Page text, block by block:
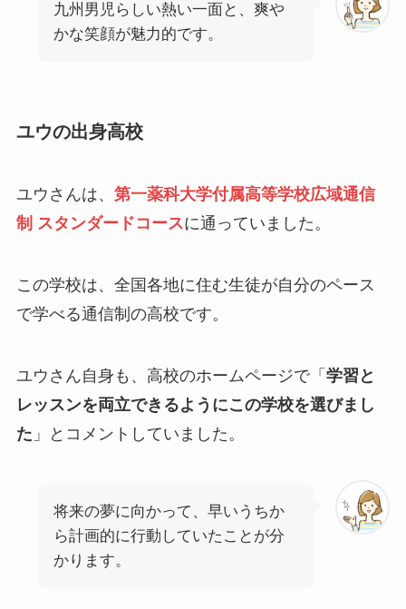
九州男児らしい熱い一面と、爽や
かな笑顔が魅力的です。
ユウの出身高校
ユウさんは、 第一薬科大学付属高等学校広域通信
制 スタンダードコースに通っていました。
この学校は、全国各地に住む生徒が自分のペース
で学べる通信制の高校です。
ユウさん自身も、高校のホームページで「 学習と
レッスンを両立できるようにこの学校を選びまし
た 」とコメントしていました。
将来の夢に向かって、早いうちか
ら計画的に行動していたことが分
かります。